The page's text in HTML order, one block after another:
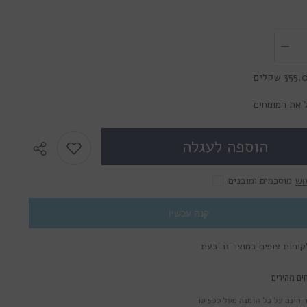
הכמות
עבור
Natural
צבעוניות
שקלים
את המומחים
הוספה לעגלה
מוסכמים ומובנים
קנה עכשיו
מהירים
על כל הזמנה מעל 500 ₪